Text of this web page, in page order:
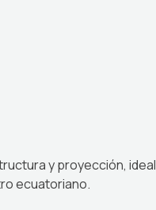
y proyección, ideal
ecuatoriano.